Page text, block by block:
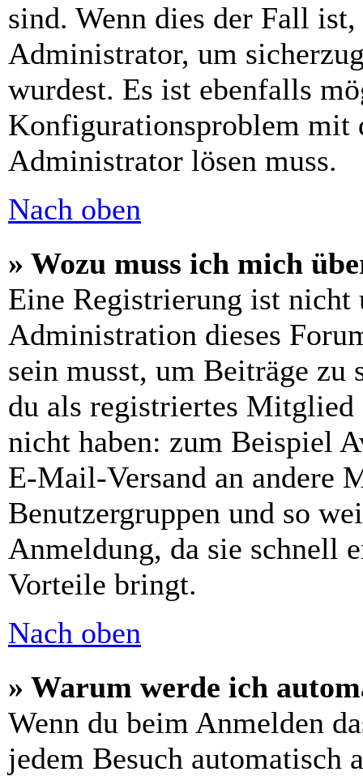
sind. Wenn dies der Fall
Administrator, um
wurdest. Es ist ebenfalls
Konfigurationsproblem mit
Administrator lösen muss.
Nach oben
» Wozu muss ich mich
Eine Registrierung ist
Administration dieses
sein musst, um Beiträge
du als registriertes Mitglied
nicht haben: zum Beispiel
E-Mail-Versand an andere
Benutzergruppen und so
Anmeldung, da sie schnell
Vorteile bringt.
Nach oben
» Warum werde ich
Wenn du beim Anmelden
jedem Besuch automatisch